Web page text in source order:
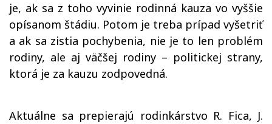
je, ak sa z toho vyvinie rodinná kauza vo vyššie
opísanom štádiu. Potom je treba prípad vyšetriť
a ak sa zistia pochybenia, nie je to len problém
rodiny, ale aj väčšej rodiny – politickej strany,
ktorá je za kauzu zodpovedná.
Aktuálne sa prepierajú rodinkárstvo R. Fica, J.